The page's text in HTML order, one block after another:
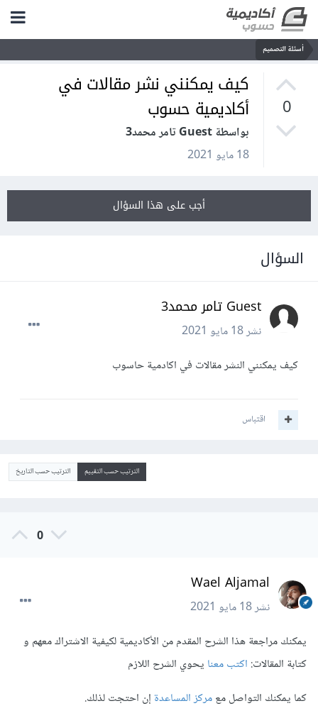
أسئلة التصميم
0
كيف يمكنني نشر مقالات في
أكاديمية حسوب
بواسطة Guest تامر محمد3
18 مايو 2021
أجب على هذا السؤال
السؤال
Guest تامر محمد3
نشر18 مايو 2021
كيف يمكنني النشر مقالات في اكادمية حاسوب
اقتباس
الترتيب حسب التقييم الترتيب حسب التاريخ
0
Wael Aljamal
نشر18 مايو 2021
يمكنك مراجعة هذا الشرح المقدم من الأكاديمية لكيفية الاشتراك معهم و
كتابة المقالات: اكتب معنايحوي الشرح اللازم
كما يمكنك التواصل معمركز المساعدةإن احتجت لذلك.